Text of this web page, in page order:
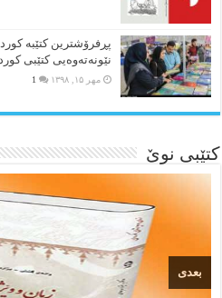
پڕفرۆشترین کتێبە
نێونەتەوەیی کتێبی
مهر ۱۵, ۱۳۹۸ 1
کتێبی نوێ
بعدی